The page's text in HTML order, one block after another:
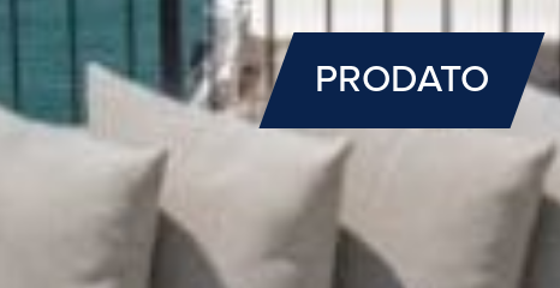
PRODATO